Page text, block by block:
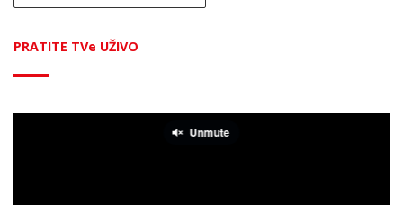
PRATITE TVe UŽIVO